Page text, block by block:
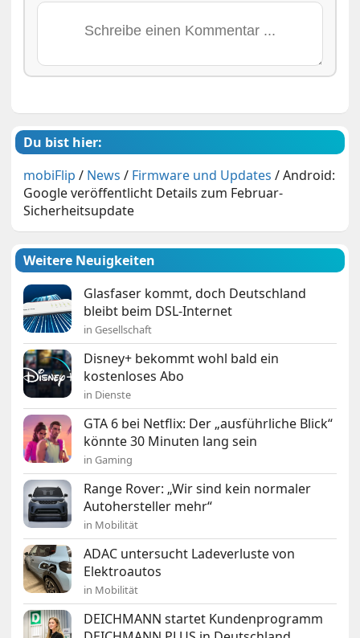
Du bist hier:
mobiFlip / News / Firmware und Updates /Android:
Google veröffentlicht Details zum Februar-
Sicherheitsupdate
Weitere Neuigkeiten
Glasfaser kommt, doch Deutschland
bleibt beim DSL-Internet
in Gesellschaft
Disney+ bekommt wohl bald ein
kostenloses Abo
in Dienste
GTA 6 bei Netflix: Der „ausführliche Blick“
könnte 30 Minuten lang sein
in Gaming
Range Rover: „Wir sind kein normaler
Autohersteller mehr“
in Mobilität
ADAC untersucht Ladeverluste von
Elektroautos
in Mobilität
DEICHMANN startet Kundenprogramm